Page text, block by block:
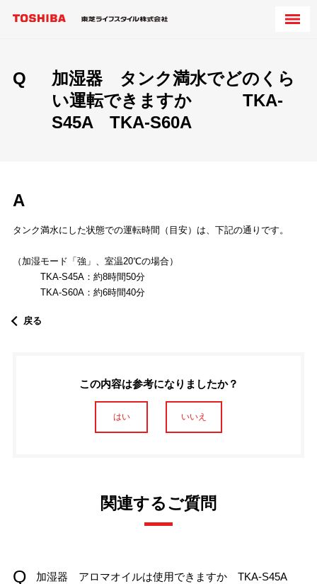
Q
加湿器 タンク満水でどのくら
い運転できますか TKA-
S45A TKA-S60A
A
タンク満水にした状態での運転時間（目安）は、下記の通りです。
（加湿モード「強」、室温20℃の場合）
TKA-S45A：約8時間50分
TKA-S60A：約6時間40分
戻る
この内容は参考になりましたか？
はい いいえ
関連するご質問
加湿器 アロマオイルは使用できますか TKA-S45A